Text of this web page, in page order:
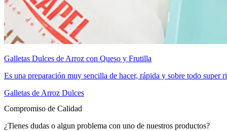
Galletas Dulces de Arroz con Queso y Frutilla
Es una preparación muy sencilla de hacer, rápida y sobre todo super
Galletas de Arroz Dulces
Compromiso de Calidad
¿Tienes dudas o algun problema con uno de nuestros productos?